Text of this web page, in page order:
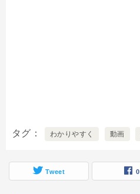
タグ わかりやすく 動画
Tweet 0